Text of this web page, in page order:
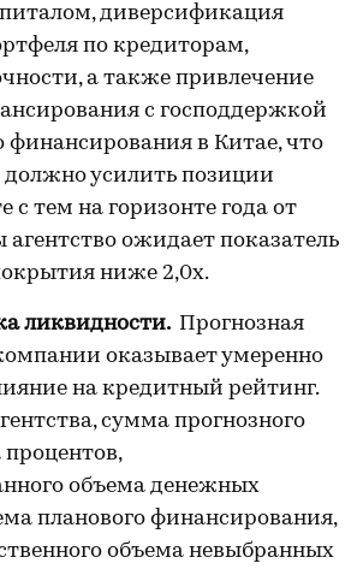
диверсификация
по кредиторам,
а также привлечение
с господдержкой
финансирования в Китае, что
должно усилить позиции
с тем на горизонте года от
агентство ожидает показатель
ниже 2,0х.
ликвидности. Прогнозная
оказывает умеренно
на кредитный рейтинг.
сумма прогнозного
процентов,
объема денежных
планового финансирования,
объема невыбранных